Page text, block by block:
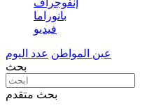
إنفوجراف
بانوراما
فيديو
عين المواطن عدد اليوم
بحث
بحث متقدم